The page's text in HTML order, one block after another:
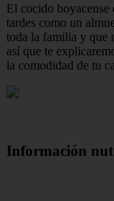
El cocido boyacense
tardes como un
toda la familia y que
así que te
la comodidad de tu
Información